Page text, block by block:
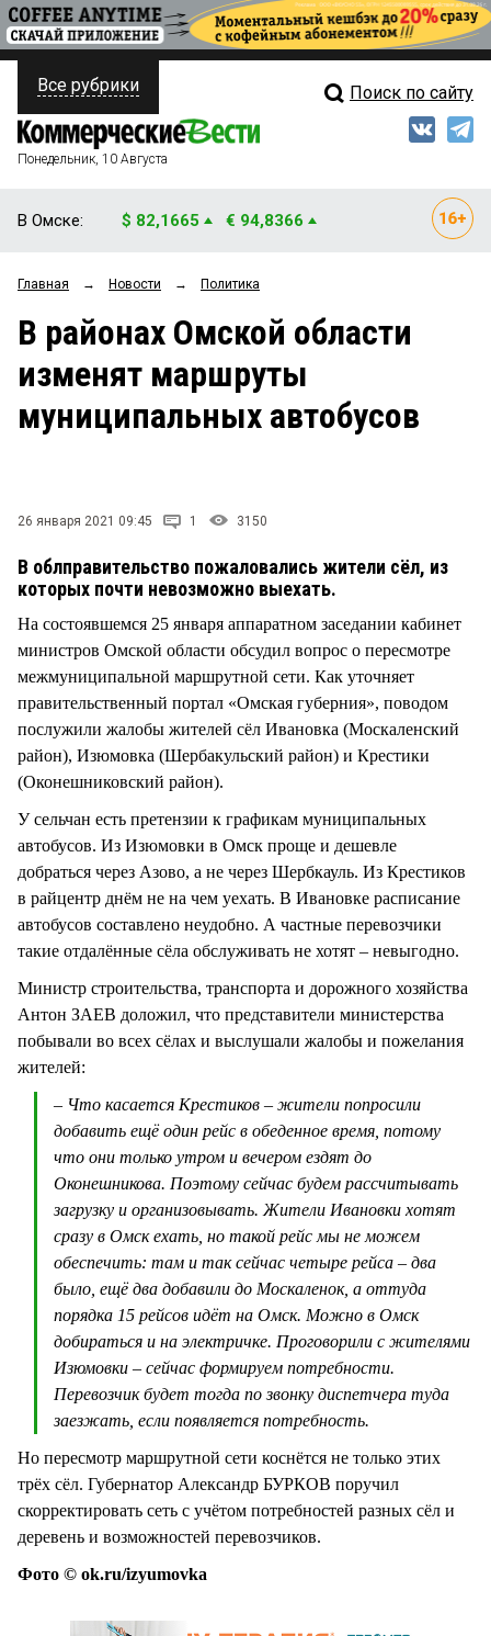
ПОЛИТИКА
ФИНАНСЫ
ОБЩЕСТВО
ЗАКОН
НОВОСТИ КОМПАНИЙ
Свежий выпуск
Рейтинги
Блоги
Архив
Все рубрики Поиск по сайту
Понедельник, 10 Августа
В Омске: $ 82,1665 € 94,8366
Главная → Новости → Политика
В районах Омской области
изменят маршруты
муниципальных автобусов
26 января 2021 09:45 1 3150
В облправительство пожаловались жители сёл, из
которых почти невозможно выехать.
На состоявшемся 25 января аппаратном заседании кабинет
министров Омской области обсудил вопрос о пересмотре
межмуниципальной маршрутной сети. Как уточняет
правительственный портал «Омская губерния», поводом
послужили жалобы жителей сёл Ивановка (Москаленский
район), Изюмовка (Шербакульский район) и Крестики
(Оконешниковский район).
У сельчан есть претензии к графикам муниципальных
автобусов. Из Изюмовки в Омск проще и дешевле
добраться через Азово, а не через Шербкауль. Из Крестиков
в райцентр днём не на чем уехать. В Ивановке расписание
автобусов составлено неудобно. А частные перевозчики
такие отдалённые сёла обслуживать не хотят – невыгодно.
Министр строительства, транспорта и дорожного хозяйства
Антон ЗАЕВ доложил, что представители министерства
побывали во всех сёлах и выслушали жалобы и пожелания
жителей:
– Что касается Крестиков – жители попросили
добавить ещё один рейс в обеденное время, потому
что они только утром и вечером ездят до
Оконешникова. Поэтому сейчас будем рассчитывать
загрузку и организовывать. Жители Ивановки хотят
сразу в Омск ехать, но такой рейс мы не можем
обеспечить: там и так сейчас четыре рейса – два
было, ещё два добавили до Москаленок, а оттуда
порядка 15 рейсов идёт на Омск. Можно в Омск
добираться и на электричке. Проговорили с жителями
Изюмовки – сейчас формируем потребности.
Перевозчик будет тогда по звонку диспетчера туда
заезжать, если появляется потребность.
Но пересмотр маршрутной сети коснётся не только этих
трёх сёл. Губернатор Александр БУРКОВ поручил
скорректировать сеть с учётом потребностей разных сёл и
деревень и возможностей перевозчиков.
Фото © ok.ru/izyumovka